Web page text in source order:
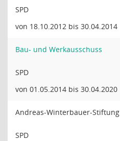
SPD
von 18.10.2012 bis 30.04.2014
Bau- und Werkausschuss
SPD
von 01.05.2014 bis 30.04.2020
Andreas-Winterbauer-Stiftung
SPD